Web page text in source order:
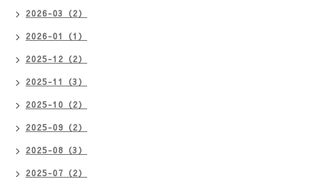
2026-03（2）
2026-01（1）
2025-12（2）
2025-11（3）
2025-10（2）
2025-09（2）
2025-08（3）
2025-07（2）